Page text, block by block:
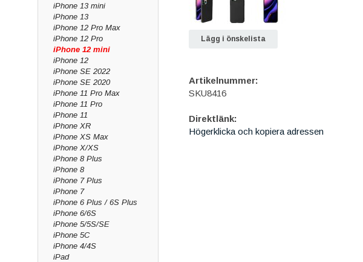
iPhone 13 mini
iPhone 13
iPhone 12 Pro Max
iPhone 12 Pro
iPhone 12 mini
iPhone 12
iPhone SE 2022
iPhone SE 2020
iPhone 11 Pro Max
iPhone 11 Pro
iPhone 11
iPhone XR
iPhone XS Max
iPhone X/XS
iPhone 8 Plus
iPhone 8
iPhone 7 Plus
iPhone 7
iPhone 6 Plus / 6S Plus
iPhone 6/6S
iPhone 5/5S/SE
iPhone 5C
iPhone 4/4S
iPad
Lägg i önskelista
Artikelnummer:
SKU8416
Direktlänk:
Högerklicka och kopiera adressen